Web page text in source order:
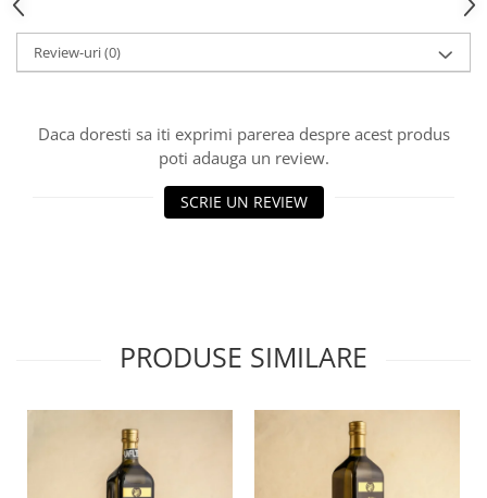
Review-uri(0)
Daca doresti sa iti exprimi parerea despre acest produs
poti adauga un review.
SCRIE UN REVIEW
PRODUSE SIMILARE